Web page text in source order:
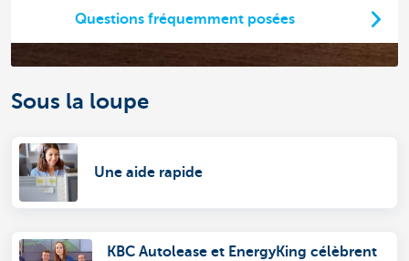
Questions fréquemment posées
Sous la loupe
Une aide rapide
KBC Autolease et EnergyKing célèbrent